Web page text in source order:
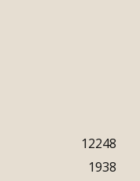
12248
1938